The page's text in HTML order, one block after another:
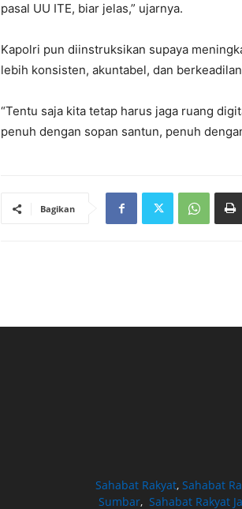
pasal UU ITE, biar jelas,” ujarnya.
Kapolri pun diinstruksikan supaya
lebih konsisten, akuntabel, dan
“Tentu saja kita tetap harus jaga ruang
penuh dengan sopan santun, penuh
Bagikan
Sahabat Rakyat, Sahabat
Sumbar,Sahabat Rakyat